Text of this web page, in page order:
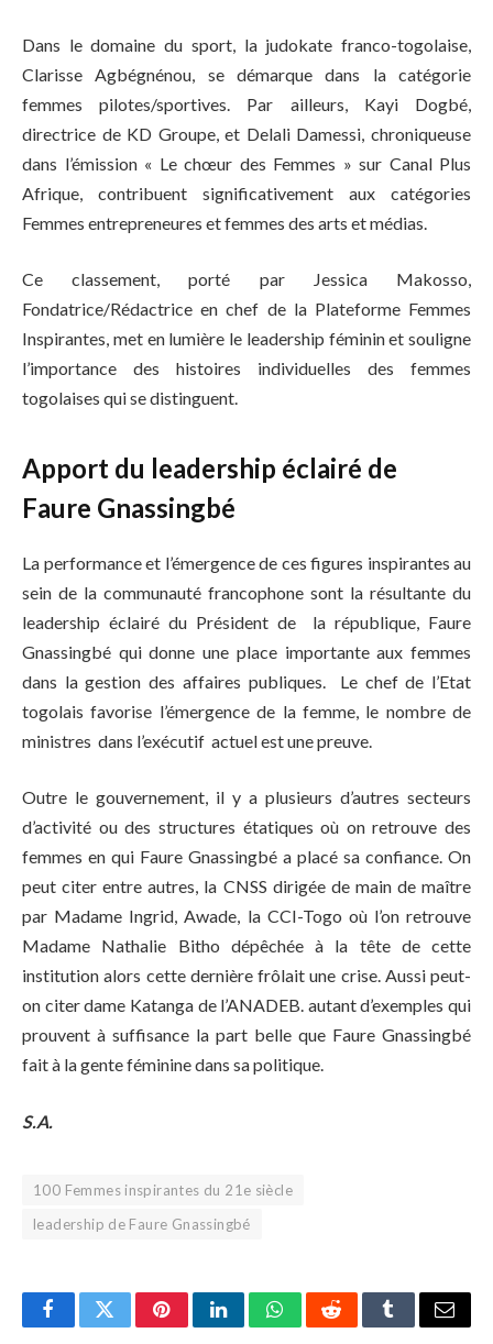
Dans le domaine du sport, la judokate franco-togolaise,
Clarisse Agbégnénou, se démarque dans la catégorie
femmes pilotes/sportives. Par ailleurs, Kayi Dogbé,
directrice de KD Groupe, et Delali Damessi, chroniqueuse
dans l’émission « Le chœur des Femmes » sur Canal Plus
Afrique, contribuent significativement aux catégories
Femmes entrepreneures et femmes des arts et médias.
Ce classement, porté par Jessica Makosso,
Fondatrice/Rédactrice en chef de la Plateforme Femmes
Inspirantes, met en lumière le leadership féminin et souligne
l’importance des histoires individuelles des femmes
togolaises qui se distinguent.
Apport du leadership éclairé de
Faure Gnassingbé
La performance et l’émergence de ces figures inspirantes au
sein de la communauté francophone sont la résultante du
leadership éclairé du Président de la république, Faure
Gnassingbé qui donne une place importante aux femmes
dans la gestion des affaires publiques. Le chef de l’Etat
togolais favorise l’émergence de la femme, le nombre de
ministres dans l’exécutif actuel est une preuve.
Outre le gouvernement, il y a plusieurs d’autres secteurs
d’activité ou des structures étatiques où on retrouve des
femmes en qui Faure Gnassingbé a placé sa confiance. On
peut citer entre autres, la CNSS dirigée de main de maître
par Madame Ingrid, Awade, la CCI-Togo où l’on retrouve
Madame Nathalie Bitho dépêchée à la tête de cette
institution alors cette dernière frôlait une crise. Aussi peut-
on citer dame Katanga de l’ANADEB. autant d’exemples qui
prouvent à suffisance la part belle que Faure Gnassingbé
fait à la gente féminine dans sa politique.
S.A.
100 Femmes inspirantes du 21e siècle
leadership de Faure Gnassingbé
FacebookTwitterPinterestLinkedInWhatsAppRedditTumblrEmail